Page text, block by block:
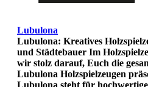
Lubulona
Lubulona: Kreatives
und Städtebauer Im
wir stolz darauf, Euch die
Lubulona Holzspielzeugen
Lubulona steht für